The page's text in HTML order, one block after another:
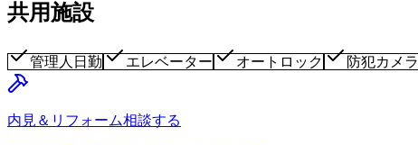
共用施設
管理人日勤 エレベーター オートロック 防犯カメラ
内見＆リフォーム相談する